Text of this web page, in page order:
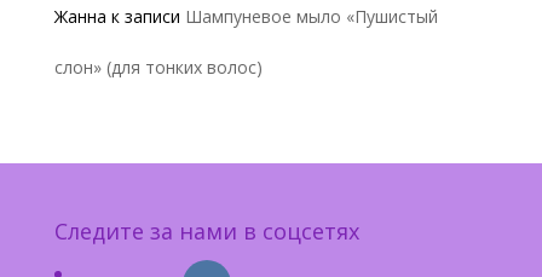
Жанна к записи Шампуневое мыло «Пушистый
слон» (для тонких волос)
Следите за нами в соцсетях